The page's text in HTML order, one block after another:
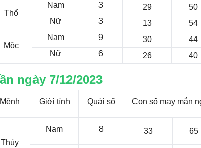
Thổ
Nam 3 29 50
Nữ
3 13 54
Mộc
Nam 9 30 44
Nữ
6 26 40
ngày 7/12/2023
Mệnh Giới tính Quái số Con số may mắn
Thủy
Nam 8 33 65